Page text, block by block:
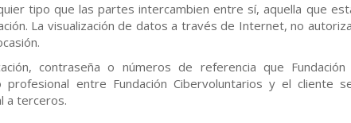
tipo que las partes intercambien entre sí, aquella que
La visualización de datos a través de Internet, no
contraseña o números de referencia que Fundación
entre Fundación Cibervoluntarios y el cliente
a terceros.